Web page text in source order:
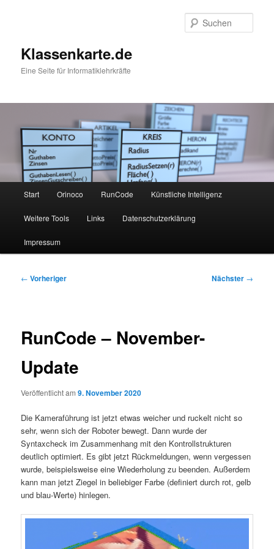
Klassenkarte.de
Eine Seite für Informatiklehrkräfte
Start Orinoco RunCode Künstliche Intelligenz
Weitere Tools Links Datenschutzerklärung
Impressum
Beitragsnavigation
← Vorheriger Nächster →
RunCode – November-
Update
Veröffentlicht am9. November 2020
Die Kameraführung ist jetzt etwas weicher und ruckelt nicht so
sehr, wenn sich der Roboter bewegt. Dann wurde der
Syntaxcheck im Zusammenhang mit den Kontrollstrukturen
deutlich optimiert. Es gibt jetzt Rückmeldungen, wenn vergessen
wurde, beispielsweise eine Wiederholung zu beenden. Außerdem
kann man jetzt Ziegel in beliebiger Farbe (definiert durch rot, gelb
und blau-Werte) hinlegen.